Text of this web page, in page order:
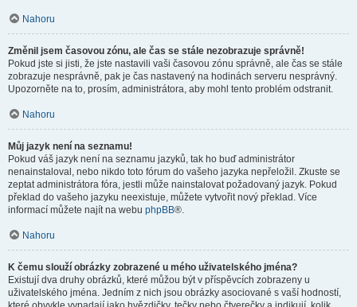
Nahoru
Změnil jsem časovou zónu, ale čas se stále nezobrazuje správně!
Pokud jste si jisti, že jste nastavili vaši časovou zónu správně, ale čas se stále
zobrazuje nesprávně, pak je čas nastavený na hodinách serveru nesprávný.
Upozorněte na to, prosím, administrátora, aby mohl tento problém odstranit.
Nahoru
Můj jazyk není na seznamu!
Pokud váš jazyk není na seznamu jazyků, tak ho buď administrátor
nenainstaloval, nebo nikdo toto fórum do vašeho jazyka nepřeložil. Zkuste se
zeptat administrátora fóra, jestli může nainstalovat požadovaný jazyk. Pokud
překlad do vašeho jazyku neexistuje, můžete vytvořit nový překlad. Více
informací můžete najít na webu phpBB®.
Nahoru
K čemu slouží obrázky zobrazené u mého uživatelského jména?
Existují dva druhy obrázků, které můžou být v příspěvcích zobrazeny u
uživatelského jména. Jedním z nich jsou obrázky asociované s vaší hodností,